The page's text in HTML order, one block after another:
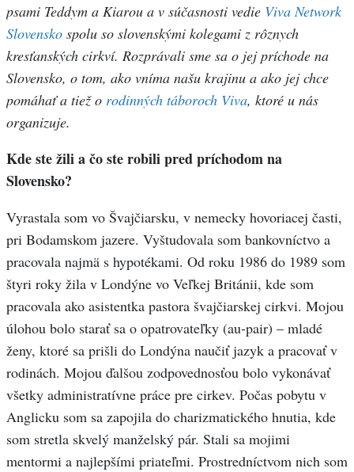
psami Teddym a Kiarou a v súčasnosti vedie Viva Network
Slovensko spolu so slovenskými kolegami z rôznych
kresťanských cirkví. Rozprávali sme sa o jej príchode na
Slovensko, o tom, ako vníma našu krajinu a ako jej chce
pomáhať a tiež o rodinných táboroch Viva, ktoré u nás
organizuje.
Kde ste žili a čo ste robili pred príchodom na
Slovensko?
Vyrastala som vo Švajčiarsku, v nemecky hovoriacej časti,
pri Bodamskom jazere. Vyštudovala som bankovníctvo a
pracovala najmä s hypotékami. Od roku 1986 do 1989 som
štyri roky žila v Londýne vo Veľkej Británii, kde som
pracovala ako asistentka pastora švajčiarskej cirkvi. Mojou
úlohou bolo starať sa o opatrovateľky (au-pair) – mladé
ženy, ktoré sa prišli do Londýna naučiť jazyk a pracovať v
rodinách. Mojou ďalšou zodpovednosťou bolo vykonávať
všetky administratívne práce pre cirkev. Počas pobytu v
Anglicku som sa zapojila do charizmatického hnutia, kde
som stretla skvelý manželský pár. Stali sa mojimi
mentormi a najlepšími priateľmi. Prostredníctvom nich som